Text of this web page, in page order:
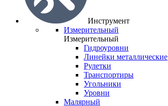
Инструмент
Измерительный
Измерительный
Гидроуровни
Линейки металлические
Рулетки
Транспортиры
Угольники
Уровни
Малярный